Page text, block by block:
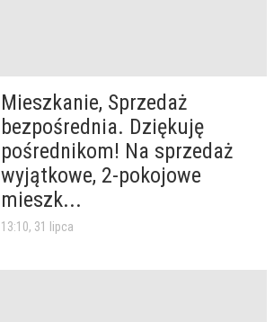
Mieszkanie, Sprzedaż
bezpośrednia. Dziękuję
pośrednikom! Na sprzedaż
wyjątkowe, 2-pokojowe
mieszk...
13:10, 31 lipca